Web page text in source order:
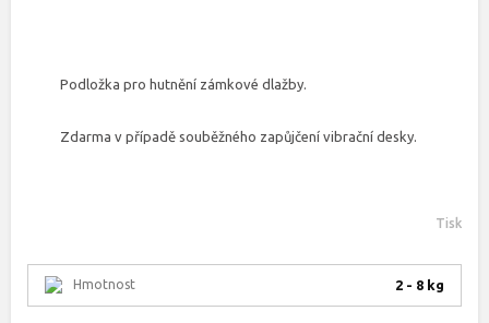
Podložka pro hutnění zámkové dlažby.
Zdarma v případě souběžného zapůjčení vibrační desky.
Tisk
Hmotnost 2 - 8 kg